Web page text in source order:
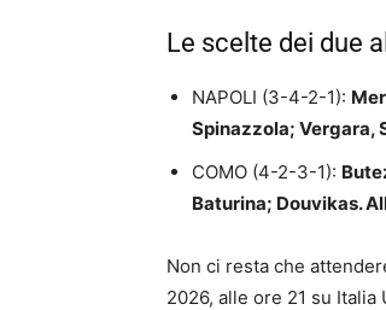
Le scelte dei due
NAPOLI (3-4-2-1):
Spinazzola; Vergara,
COMO (4-2-3-1):
Baturina; Douvikas.
Non ci resta che
2026, alle ore 21 su Italia